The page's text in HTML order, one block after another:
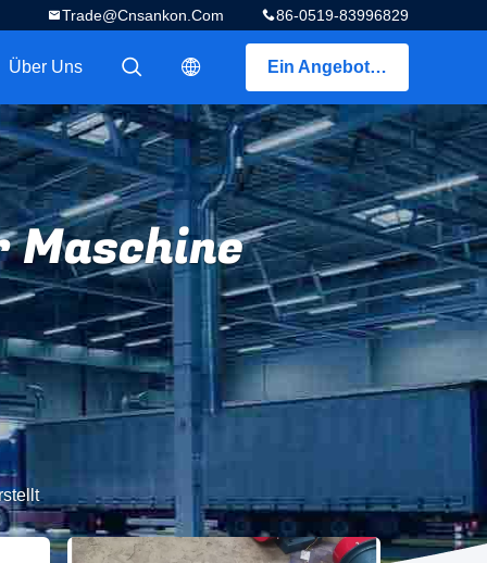
86-0519-83996829
Trade@cnsankon.com
Ein Angebot bekommen
描述
描述
Über Uns